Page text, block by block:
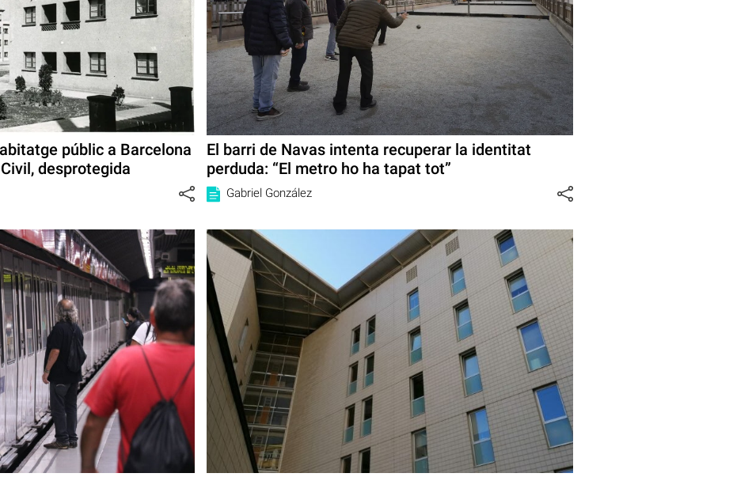
públic a Barcelona
desprotegida
El barri de Navas intenta recuperar la identitat
perduda: “El metro ho ha tapat tot”
Gabriel González